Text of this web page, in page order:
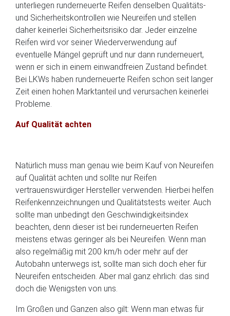
unterliegen runderneuerte Reifen denselben Qualitäts-
und Sicherheitskontrollen wie Neureifen und stellen
daher keinerlei Sicherheitsrisiko dar. Jeder einzelne
Reifen wird vor seiner Wiederverwendung auf
eventuelle Mängel geprüft und nur dann runderneuert,
wenn er sich in einem einwandfreien Zustand befindet.
Bei LKWs haben runderneuerte Reifen schon seit langer
Zeit einen hohen Marktanteil und verursachen keinerlei
Probleme.
Auf Qualität achten
Natürlich muss man genau wie beim Kauf von Neureifen
auf Qualität achten und sollte nur Reifen
vertrauenswürdiger Hersteller verwenden. Hierbei helfen
Reifenkennzeichnungen und Qualitätstests weiter. Auch
sollte man unbedingt den Geschwindigkeitsindex
beachten, denn dieser ist bei runderneuerten Reifen
meistens etwas geringer als bei Neureifen. Wenn man
also regelmäßig mit 200 km/h oder mehr auf der
Autobahn unterwegs ist, sollte man sich doch eher für
Neureifen entscheiden. Aber mal ganz ehrlich: das sind
doch die Wenigsten von uns.
Im Großen und Ganzen also gilt: Wenn man etwas für